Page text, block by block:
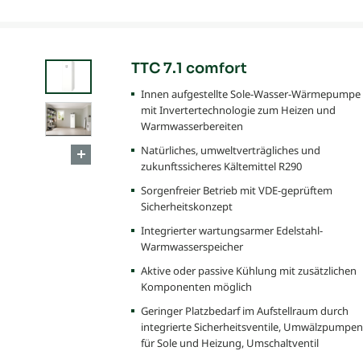
TTC 7.1 comfort
Innen aufgestellte Sole-Wasser-Wärmepumpe
mit Invertertechnologie zum Heizen und
Warmwasserbereiten
Natürliches, umweltverträgliches und
zukunftssicheres Kältemittel R290
Sorgenfreier Betrieb mit VDE-geprüftem
Sicherheitskonzept
Integrierter wartungsarmer Edelstahl-
Warmwasserspeicher
Aktive oder passive Kühlung mit zusätzlichen
Komponenten möglich
Geringer Platzbedarf im Aufstellraum durch
integrierte Sicherheitsventile, Umwälzpumpen
für Sole und Heizung, Umschaltventil